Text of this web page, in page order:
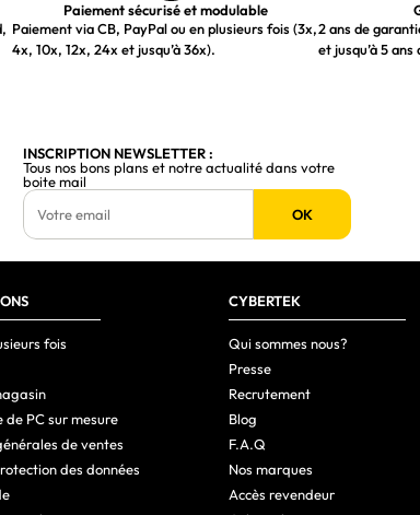
Paiement sécurisé et modulable
Paiement via CB, PayPal ou en plusieurs fois (3x,
4x, 10x, 12x, 24x et jusqu’à 36x).
2 ans de
et jusqu’à 5
INSCRIPTION NEWSLETTER :
Tous nos bons plans et notre actualité dans votre
boite mail
OK
fois
de PC sur mesure
de ventes
des données
CYBERTEK
Qui sommes nous?
Presse
Recrutement
Blog
F.A.Q
Nos marques
Accès revendeur